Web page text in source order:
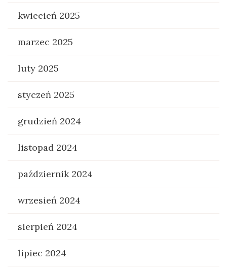
kwiecień 2025
marzec 2025
luty 2025
styczeń 2025
grudzień 2024
listopad 2024
październik 2024
wrzesień 2024
sierpień 2024
lipiec 2024